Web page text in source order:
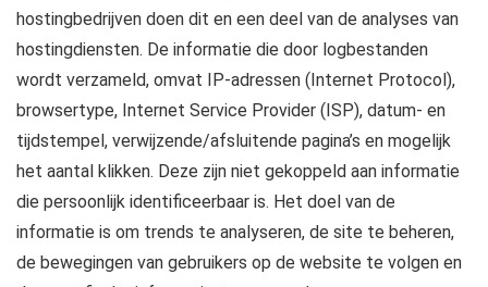
hostingbedrijven doen dit en een deel van de analyses van
hostingdiensten. De informatie die door logbestanden
wordt verzameld, omvat IP-adressen (Internet Protocol),
browsertype, Internet Service Provider (ISP), datum- en
tijdstempel, verwijzende/afsluitende pagina’s en mogelijk
het aantal klikken. Deze zijn niet gekoppeld aan informatie
die persoonlijk identificeerbaar is. Het doel van de
informatie is om trends te analyseren, de site te beheren,
de bewegingen van gebruikers op de website te volgen en